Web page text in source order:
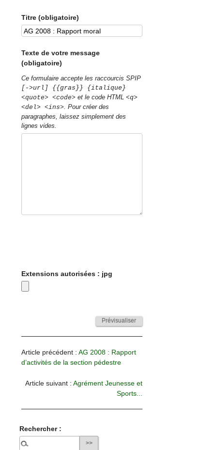
Titre (obligatoire)
Texte de votre message
(obligatoire)
Ce formulaire accepte les raccourcis SPIP
[->url] {{gras}} {italique}
<quote> <code> et le code HTML<q>
<del> <ins> . Pour créer des
paragraphes, laissez simplement des
lignes vides.
Extensions autorisées : jpg
Article précédent :AG 2008 : Rapport
d’activités de la section pédestre
Article suivant : Agrément Jeunesse et
Sports...
Rechercher :